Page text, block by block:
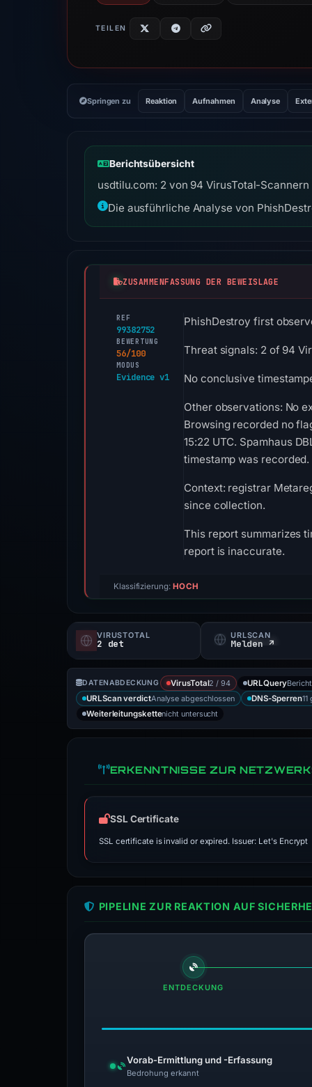
TEILEN
Springen zu Reaktion Aufnahmen Analyse
Berichtsübersicht
usdtilu.com: 2 von 94 VirusTotal-
Die ausführliche Analyse von
ZUSAMMENFASSUNG DER BEWEISLAGE
REF
99382752
BEWERTUNG
56/100
MODUS
Evidence v1
PhishDestroy first
Threat signals: 2 of 94
No conclusive
Other observations: No
Browsing recorded no
15:22 UTC. Spamhaus
timestamp was
Context: registrar
since collection.
This report summarizes
report is inaccurate.
Klassifizierung: HOCH
VIRUSTOTAL
2 det
URLSCAN
Melden ↗
DATENABDECKUNG VirusTotal2 / 94 URLQuery
URLScan verdictAnalyse abgeschlossen DNS-Sperren
Weiterleitungskettenicht untersucht
ERKENNTNISSE ZUR
SSL Certificate
SSL certificate is invalid or expired. Issuer: Let's Encrypt
PIPELINE ZUR REAKTION AUF
ENTDECKUNG
Vorab-Ermittlung und -Erfassung
Bedrohung erkannt